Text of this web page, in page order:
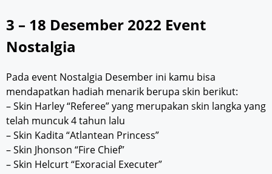
3 – 18 Desember 2022 Event
Nostalgia
Pada event Nostalgia Desember ini kamu bisa
mendapatkan hadiah menarik berupa skin berikut:
– Skin Harley “Referee” yang merupakan skin langka yang
telah muncuk 4 tahun lalu
– Skin Kadita “Atlantean Princess”
– Skin Jhonson “Fire Chief”
– Skin Helcurt “Exoracial Executer”